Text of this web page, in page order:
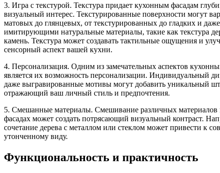
3. Игра с текстурой. Текстура придает кухонным фасадам
визуальный интерес. Текстурированные поверхности могут
матовых до глянцевых, от текстурированных до гладких и
имитирующими натуральные материалы, такие как текстура
камень. Текстура может создавать тактильные ощущения и
сенсорный аспект вашей кухни.
4. Персонализация. Одним из замечательных аспектов
является их возможность персонализации. Индивидуальный
даже выгравированные мотивы могут добавить уникальный
отражающий ваш личный стиль и предпочтения.
5. Смешанные материалы. Смешивание различных материалов
фасадах может создать потрясающий визуальный контраст.
сочетание дерева с металлом или стеклом может привести к
утонченному виду.
Функциональность и практичность